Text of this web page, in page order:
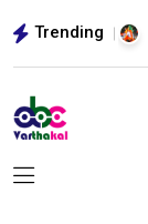
Trending